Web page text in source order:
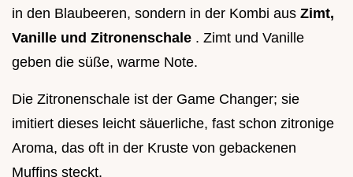
in den Blaubeeren, sondern in der Kombi aus Zimt,
Vanille und Zitronenschale . Zimt und Vanille
geben die süße, warme Note.
Die Zitronenschale ist der Game Changer; sie
imitiert dieses leicht säuerliche, fast schon zitronige
Aroma, das oft in der Kruste von gebackenen
Muffins steckt.